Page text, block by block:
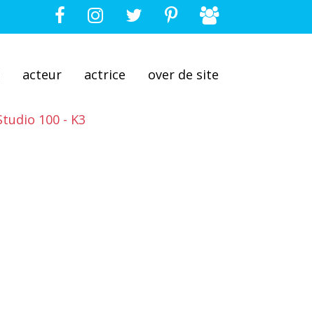
acteur actrice over de site